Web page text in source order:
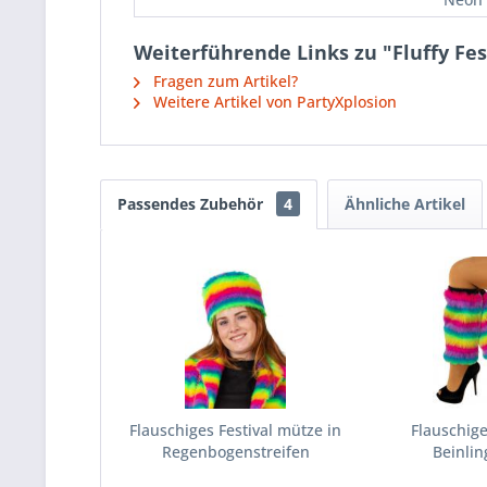
Weiterführende Links zu "Fluffy
Fragen zum Artikel?
Weitere Artikel von PartyXplosion
Passendes Zubehör 4 Ähnliche Artikel
Flauschiges Festival mütze in
Regenbogenstreifen